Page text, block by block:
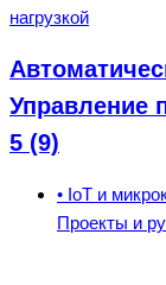
нагрузкой
Управление
5 (9)
• IoT и
Проекты и